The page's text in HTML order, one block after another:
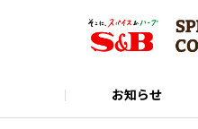
お知らせ